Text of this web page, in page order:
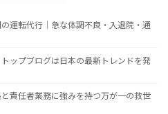
運転代行｜急な体調不良・入退院・通
ップブログは日本の最新トレンドを発
責任者業務に強みを持つ万が一の救世